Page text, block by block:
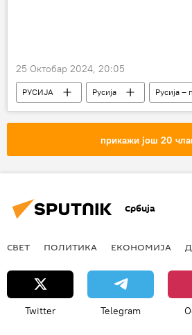
25 Октобар 2024, 20:05
РУСИЈА Русија
Русија –
Самит БРИКС-а у Казању
Куба
прикажи још 20
Србија
СВЕТ ПОЛИТИКА ЕКОНОМИЈА
Twitter Telegram